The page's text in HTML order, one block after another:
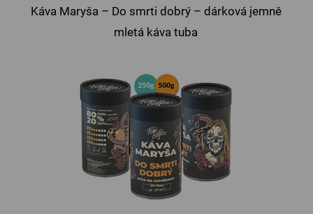
Káva Maryša – Do smrti dobrý – dárková jemně
mletá káva tuba